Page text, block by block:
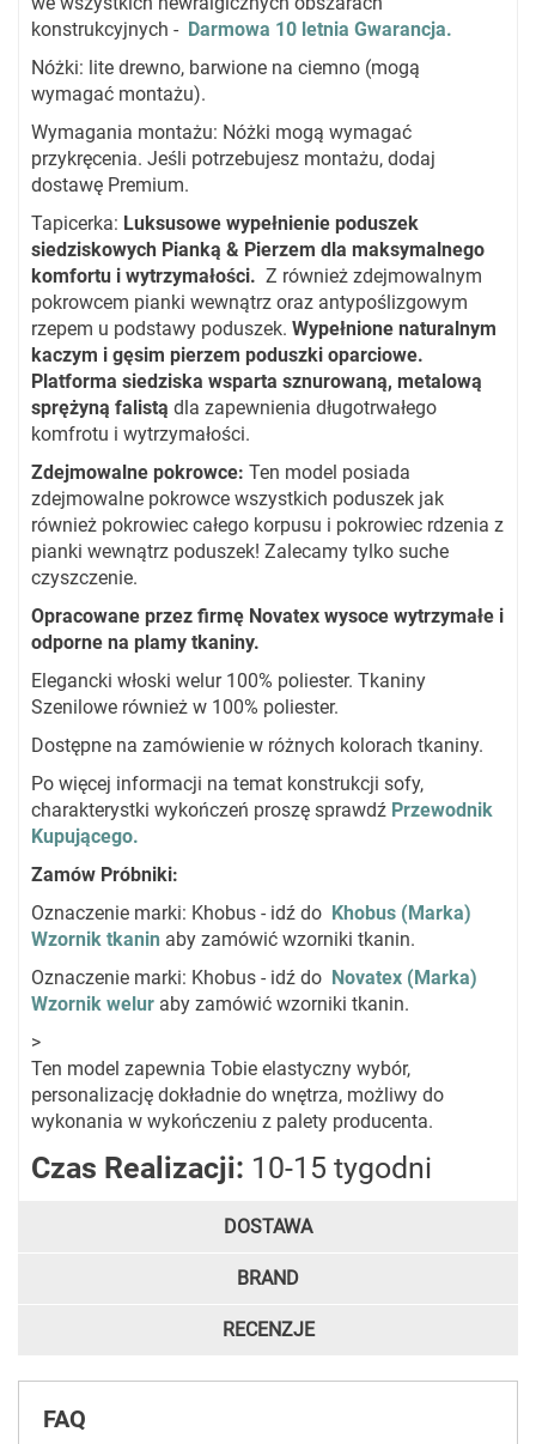
konstrukcyjnych - Darmowa 10 letnia Gwarancja.
Nóżki: lite drewno, barwione na ciemno (mogą
wymagać montażu).
Wymagania montażu: Nóżki mogą wymagać
przykręcenia. Jeśli potrzebujesz montażu, dodaj
dostawę Premium.
Tapicerka: Luksusowe wypełnienie poduszek
siedziskowych Pianką & Pierzem dla maksymalnego
komfortu i wytrzymałości. Z również zdejmowalnym
pokrowcem pianki wewnątrz oraz antypoślizgowym
rzepem u podstawy poduszek. Wypełnione naturalnym
kaczym i gęsim pierzem poduszki oparciowe.
Platforma siedziska wsparta sznurowaną, metalową
sprężyną falistą dla zapewnienia długotrwałego
komfrotu i wytrzymałości.
Zdejmowalne pokrowce: Ten model posiada
zdejmowalne pokrowce wszystkich poduszek jak
również pokrowiec całego korpusu i pokrowiec rdzenia z
pianki wewnątrz poduszek! Zalecamy tylko suche
czyszczenie.
Opracowane przez firmę Novatex wysoce wytrzymałe i
odporne na plamy tkaniny.
Elegancki włoski welur 100% poliester. Tkaniny
Szenilowe również w 100% poliester.
Dostępne na zamówienie w różnych kolorach tkaniny.
Po więcej informacji na temat konstrukcji sofy,
charakterystki wykończeń proszę sprawdź Przewodnik
Kupującego.
Zamów Próbniki:
Oznaczenie marki: Khobus - idź do Khobus (Marka)
Wzornik tkanin aby zamówić wzorniki tkanin.
Oznaczenie marki: Khobus - idź do Novatex (Marka)
Wzornik welur aby zamówić wzorniki tkanin.
>
Ten model zapewnia Tobie elastyczny wybór,
personalizację dokładnie do wnętrza, możliwy do
wykonania w wykończeniu z palety producenta.
Czas Realizacji: 10-15 tygodni
DOSTAWA
BRAND
RECENZJE
FAQ